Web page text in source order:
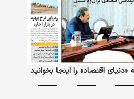
اقتصاد» را اینجا بخوانید